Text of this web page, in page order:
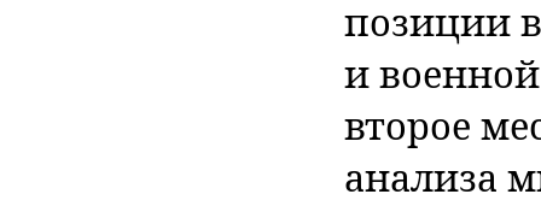
позиции
и
второе
анализа